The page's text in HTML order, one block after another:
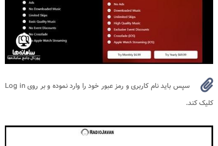
سپس باید نام کاربری و رمز عبور خود را وارد نموده و بر روی Log in
کلیک کند.